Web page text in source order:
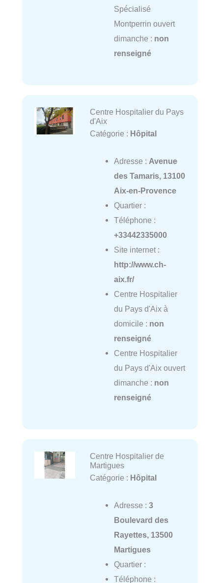
Spécialisé
Montperrin ouvert
dimanche : non
renseigné
Centre Hospitalier du Pays
d'Aix
Catégorie : Hôpital
Adresse : Avenue
des Tamaris, 13100
Aix-en-Provence
Quartier :
Téléphone :
+33442335000
Site internet :
http://www.ch-
aix.fr/
Centre Hospitalier
du Pays d'Aix à
domicile : non
renseigné
Centre Hospitalier
du Pays d'Aix ouvert
dimanche : non
renseigné
Centre Hospitalier de
Martigues
Catégorie : Hôpital
Adresse : 3
Boulevard des
Rayettes, 13500
Martigues
Quartier :
Téléphone :